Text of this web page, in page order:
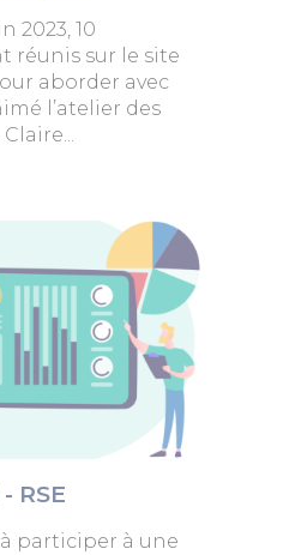
2023, 10
réunis sur le site
aborder avec
l’atelier des
RSE
participer à une